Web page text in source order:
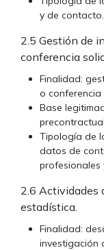
y de contacto.
2.5 Gestión de
conferencia
Finalidad:
o
Base
Tipología de
datos de
profesionales
2.6 Actividades
estadística.
Finalidad:
investigación